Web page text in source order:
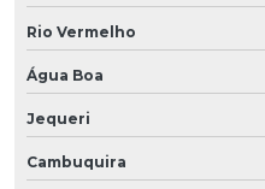
Rio Vermelho
Água Boa
Jequeri
Cambuquira